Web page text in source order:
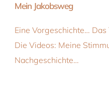
Mein Jakobsweg
Eine Vorgeschichte…
Die Videos: Meine
Nachgeschichte…